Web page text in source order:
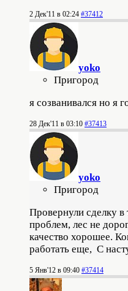
2 Дек'11 в 02:24 #37412
yoko
Пригород
я созванивался но я
28 Дек'11 в 03:10 #37413
yoko
Пригород
Провернули сделку в
проблем, лес не
качество хорошее.
работать еще, С
5 Янв'12 в 09:40 #37414